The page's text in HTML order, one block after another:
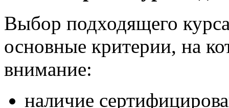
Выбор подходящего
основные критерии, на
внимание:
наличие